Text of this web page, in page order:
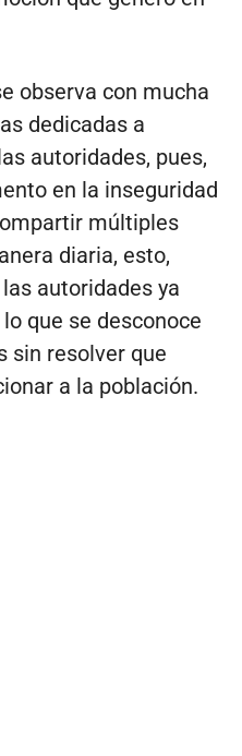
observa con mucha
dedicadas a
autoridades, pues,
en la inseguridad
múltiples
diaria, esto,
autoridades ya
que se desconoce
sin resolver que
a la población.